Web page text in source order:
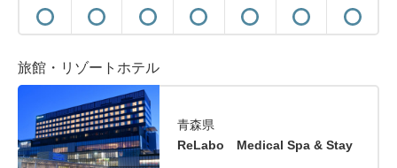
旅館・リゾートホテル
青森県
ReLabo Medical Spa & Stay